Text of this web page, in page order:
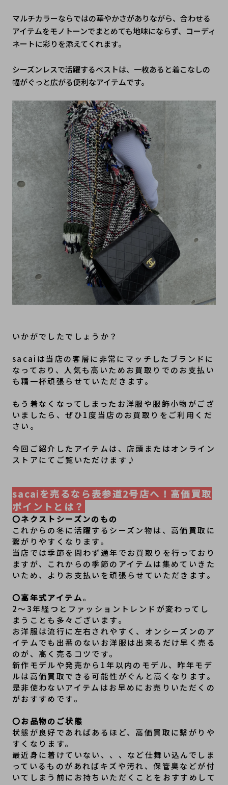
マルチカラーならではの華やかさがありながら、合わせる
アイテムをモノトーンでまとめても地味にならず、コーディ
ネートに彩りを添えてくれます。
シーズンレスで活躍するベストは、一枚あると着こなしの
幅がぐっと広がる便利なアイテムです。
いかがでしたでしょうか？
sacaiは当店の客層に非常にマッチしたブランドに
なっており、人気も高いためお買取りでのお支払い
も精一杯頑張らせていただきます。
もう着なくなってしまったお洋服や服飾小物がござ
いましたら、ぜひ1度当店のお買取りをご利用くだ
さい。
今回ご紹介したアイテムは、店頭またはオンライン
ストアにてご覧いただけます♪
sacaiを売るなら表参道2号店へ！高価買取
ポイントとは？
〇ネクストシーズンのもの
これからの冬に活躍するシーズン物は、高価買取に
繋がりやすくなります。
当店では季節を問わず通年でお買取りを行っており
ますが、これからの季節のアイテムは集めていきた
いため、よりお支払いを頑張らせていただきます。
〇高年式アイテム。
2～3年経つとファッショントレンドが変わってし
まうことも多々ございます。
お洋服は流行に左右されやすく、オンシーズンのア
イテムでも出番のないお洋服は出来るだけ早く売る
のが、高く売るコツです。
新作モデルや発売から1年以内のモデル、昨年モデ
ルは高価買取できる可能性がぐんと高くなります。
是非使わないアイテムはお早めにお売りいただくの
がおすすめです。
〇お品物のご状態
状態が良好であればあるほど、高価買取に繫がりや
すくなります。
最近身に着けていない、、、など仕舞い込んでしま
っているものがあればキズや汚れ、保管臭などが付
いてしまう前にお持ちいただくことをおすすめして